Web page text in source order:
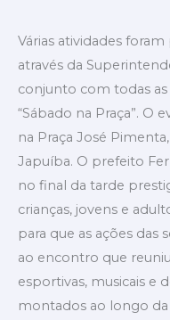
Várias atividades
através da
conjunto com todas
“Sábado na Praça”. O
na Praça José
Japuíba. O prefeito
no final da tarde
crianças, jovens e
para que as ações das
ao encontro que
esportivas, musicais e
montados ao longo